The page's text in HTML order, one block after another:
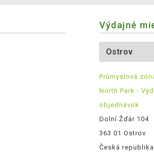
Výdajné
Průmyslová
North Park -
objednávok
Dolní Žďár 104
363 01 Ostrov
Česká republika